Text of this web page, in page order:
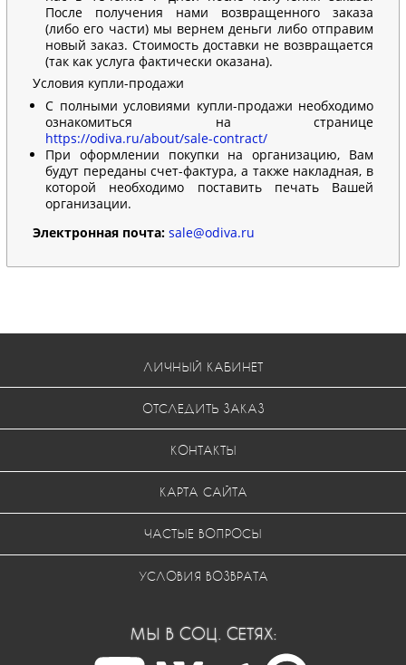
После получения нами возвращенного заказа
(либо его части) мы вернем деньги либо отправим
новый заказ. Стоимость доставки не возвращается
(так как услуга фактически оказана).
Условия купли-продажи
С полными условиями купли-продажи необходимо
ознакомиться на странице
https://odiva.ru/about/sale-contract/
При оформлении покупки на организацию, Вам
будут переданы счет-фактура, а также накладная, в
которой необходимо поставить печать Вашей
организации.
Электронная почта: sale@odiva.ru
ЛИЧНЫЙ КАБИНЕТ
ОТСЛЕДИТЬ ЗАКАЗ
КОНТАКТЫ
КАРТА САЙТА
ЧАСТЫЕ ВОПРОСЫ
УСЛОВИЯ ВОЗВРАТА
МЫ В СОЦ. СЕТЯХ: